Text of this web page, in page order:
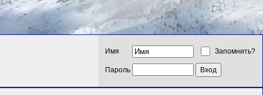
Имя Запомнить?
Пароль